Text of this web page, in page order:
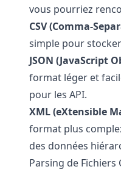
vous pourriez
CSV (Comma-
simple pour
JSON (JavaScript
format léger et
pour les API.
XML (eXtensible
format plus
des données
Parsing de Fichiers